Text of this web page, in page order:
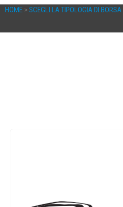
HOME >SCEGLI LA TIPOLOGIA DI BORSA